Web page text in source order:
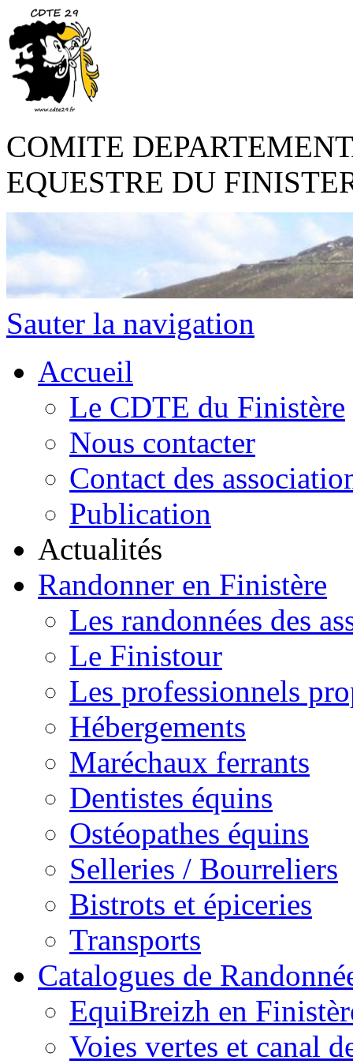
COMITE
EQUESTRE DU
Sauter la navigation
Accueil
Le CDTE du Finistère
Nous contacter
Contact des
Publication
Actualités
Randonner en Finistère
Les randonnées des
Le Finistour
Les professionnels
Hébergements
Maréchaux ferrants
Dentistes équins
Ostéopathes équins
Selleries / Bourreliers
Bistrots et épiceries
Transports
Catalogues de
EquiBreizh en
Voies vertes et canal